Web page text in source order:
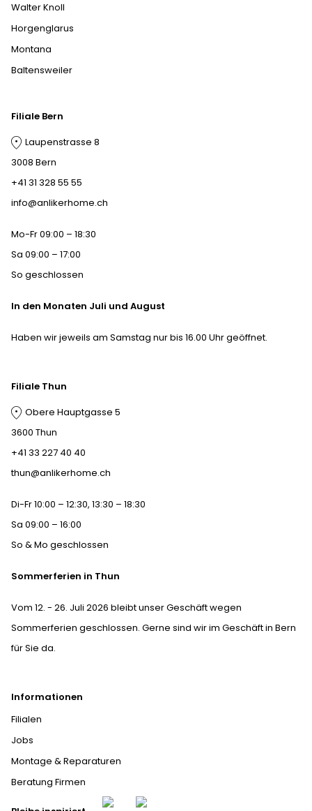
Walter Knoll
Horgenglarus
Montana
Baltensweiler
Informationen
Filialen
Jobs
Montage & Reparaturen
Beratung Firmen
Filiale Bern
Laupenstrasse 8
3008 Bern
+41 31 328 55 55
info@anlikerhome.ch
Mo-Fr 09:00 – 18:30
Sa 09:00 – 17:00
So geschlossen
In den Monaten Juli und August
Haben wir jeweils am Samstag nur bis 16.00 Uhr geöffnet.
Filiale Thun
Obere Hauptgasse 5
3600 Thun
+41 33 227 40 40
thun@anlikerhome.ch
Di-Fr 10:00 – 12:30, 13:30 – 18:30
Sa 09:00 – 16:00
So & Mo geschlossen
Sommerferien in Thun
Vom 12. - 26. Juli 2026 bleibt unser Geschäft wegen
Sommerferien geschlossen. Gerne sind wir im Geschäft in Bern
für Sie da.